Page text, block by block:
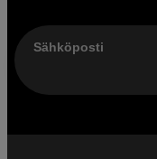
Sähköposti